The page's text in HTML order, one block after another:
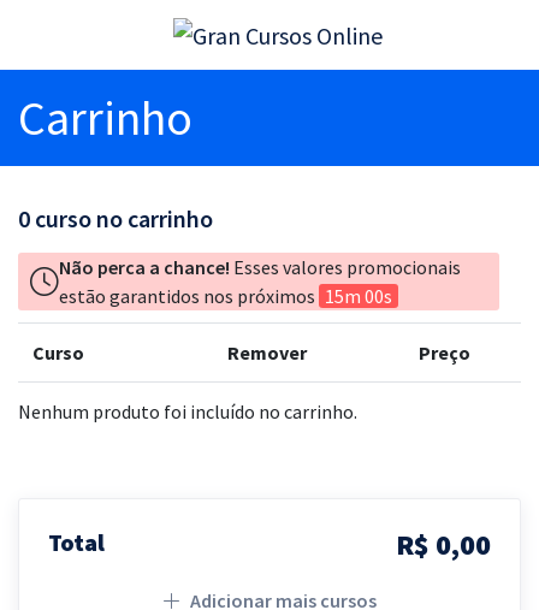
Carrinho
0 curso no carrinho
Não perca a chance! Esses valores promocionais
estão garantidos nos próximos 15m 00s
Curso Remover Preço
Nenhum produto foi incluído no carrinho.
Total R$ 0,00
Adicionar mais cursos